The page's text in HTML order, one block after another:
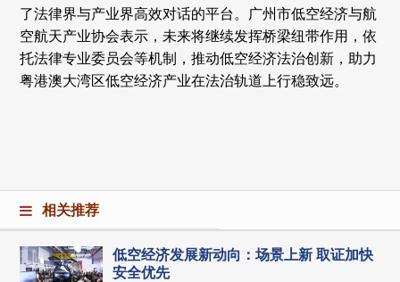
了法律界与产业界高效对话的平台。广州市低空经济与航
空航天产业协会表示，未来将继续发挥桥梁纽带作用，依
托法律专业委员会等机制，推动低空经济法治创新，助力
粤港澳大湾区低空经济产业在法治轨道上行稳致远。
相关推荐
低空经济发展新动向：场景上新 取证加快
安全优先